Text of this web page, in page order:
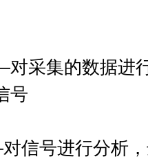
采集的数据进
号
号进行分析，